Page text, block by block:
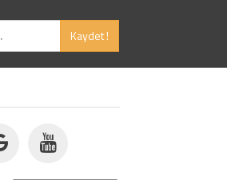
Kaydet !